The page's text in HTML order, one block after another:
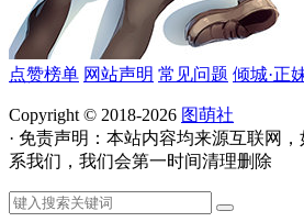
点赞榜单 网站声明 常见问题 倾城·正
Copyright © 2018-2026 图萌社
· 免责声明：本站内容均来源互联网
系我们，我们会第一时间清理删除